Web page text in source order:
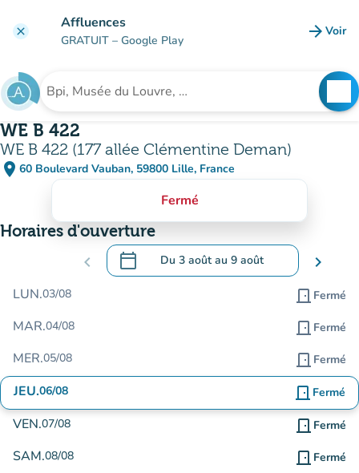
clear Affluences
GRATUIT – Google Play arrow_forward Voir
Rechercher un établissement
WE B 422
WE B 422 (177 allée Clémentine Deman)
place 60 Boulevard Vauban, 59800 Lille, France
(ouvrir dans Google Maps)
(nouvel onglet)
Fermé
Horaires d'ouverture
chevron_left calendar_today Du 3 aoûtau 9 août
.Ouvrir le calendrier pour changer de
chevron_right
LUN.03/08 door_front Fermé
MAR.04/08 door_front Fermé
MER.05/08 door_front Fermé
JEU.06/08 door_front Fermé
VEN.07/08 door_front Fermé
SAM.08/08 door_front Fermé